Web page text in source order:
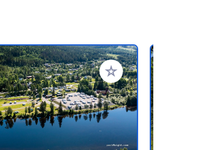
Voeg toe aan je favorieten